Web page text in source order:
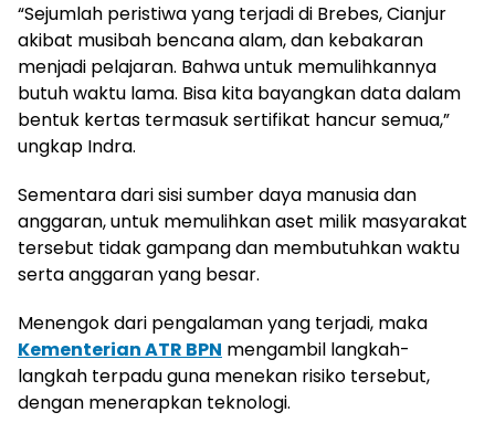
“Sejumlah peristiwa yang terjadi di Brebes, Cianjur
akibat musibah bencana alam, dan kebakaran
menjadi pelajaran. Bahwa untuk memulihkannya
butuh waktu lama. Bisa kita bayangkan data dalam
bentuk kertas termasuk sertifikat hancur semua,”
ungkap Indra.
Sementara dari sisi sumber daya manusia dan
anggaran, untuk memulihkan aset milik masyarakat
tersebut tidak gampang dan membutuhkan waktu
serta anggaran yang besar.
Menengok dari pengalaman yang terjadi, maka
Kementerian ATR BPN mengambil langkah-
langkah terpadu guna menekan risiko tersebut,
dengan menerapkan teknologi.